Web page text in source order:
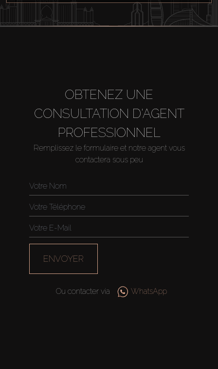
OBTENEZ UNE
CONSULTATION D'AGENT
PROFESSIONNEL
Remplissez le formulaire et notre agent vous
contactera sous peu
ENVOYER
Ou contacter via WhatsApp